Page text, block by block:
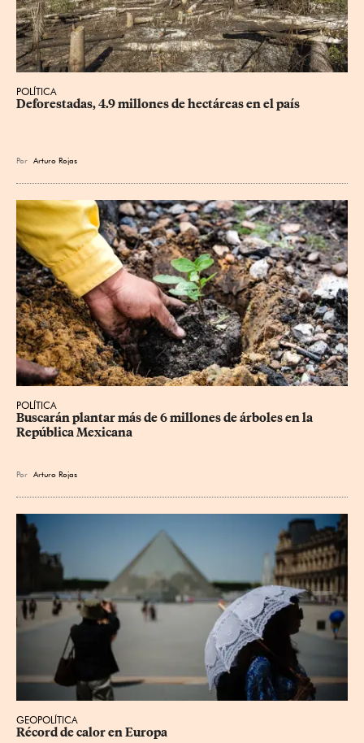
POLÍTICA
Deforestadas, 4.9 millones de hectáreas en el país
Por Arturo Rojas
POLÍTICA
Buscarán plantar más de 6 millones de árboles en la
República Mexicana
Por Arturo Rojas
GEOPOLÍTICA
Récord de calor en Europa